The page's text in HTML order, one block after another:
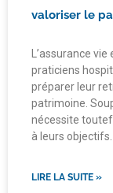
valoriser le
L’assurance
praticiens
préparer leur
patrimoine.
nécessite
à leurs objectifs.
LIRE LA SUITE »